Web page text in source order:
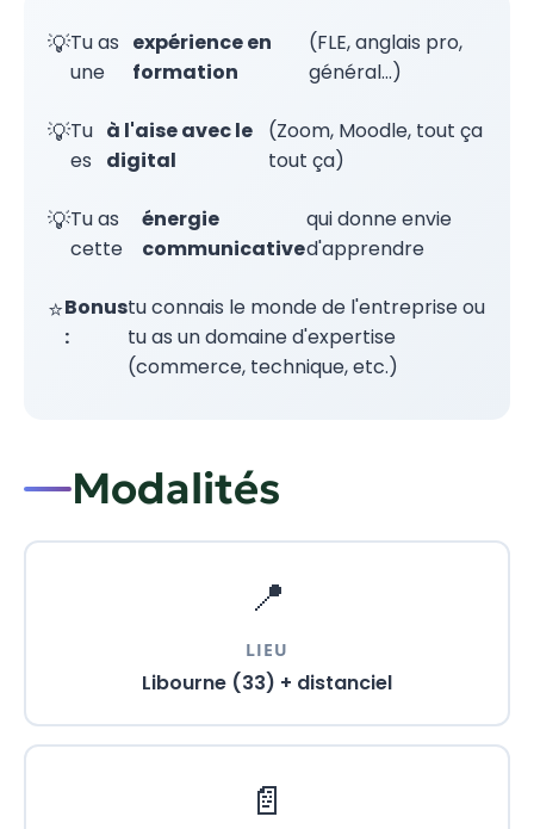
Tu as
une
expérience en
formation
(FLE, anglais pro,
général...)
Tu
es
à l'aise avec le
digital
(Zoom, Moodle, tout ça
tout ça)
Tu as
cette
énergie
communicative
qui donne envie
d'apprendre
Bonus
:
tu connais le monde de l'entreprise ou
tu as un domaine d'expertise
(commerce, technique, etc.)
Modalités
📍
LIEU
Libourne (33) + distanciel
📄